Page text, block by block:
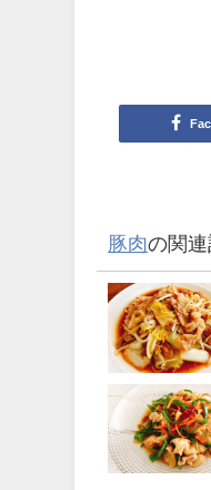
豚肉の関